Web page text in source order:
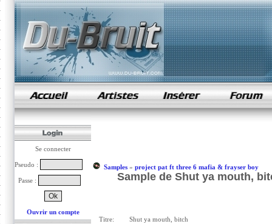
samples de rap
Se connecter
Pseudo :
Passe :
Ouvrir un compte
Samples» project pat ft three 6 mafia & frayser boy
Sample de Shut ya mouth,
Titre: Shut ya mouth, bitch